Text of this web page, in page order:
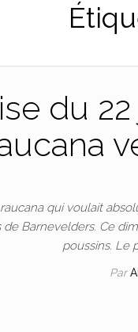
du
qui voulait
Barnevelders. Ce
poussins. Le
Par